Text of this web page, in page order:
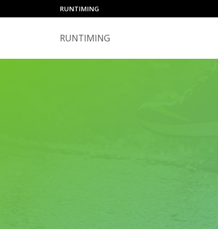
RUNTIMING
RUNTIMING